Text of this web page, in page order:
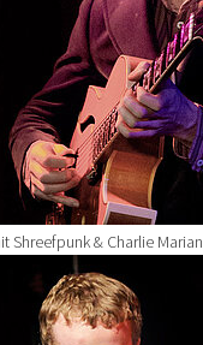
Shreefpunk & Charlie